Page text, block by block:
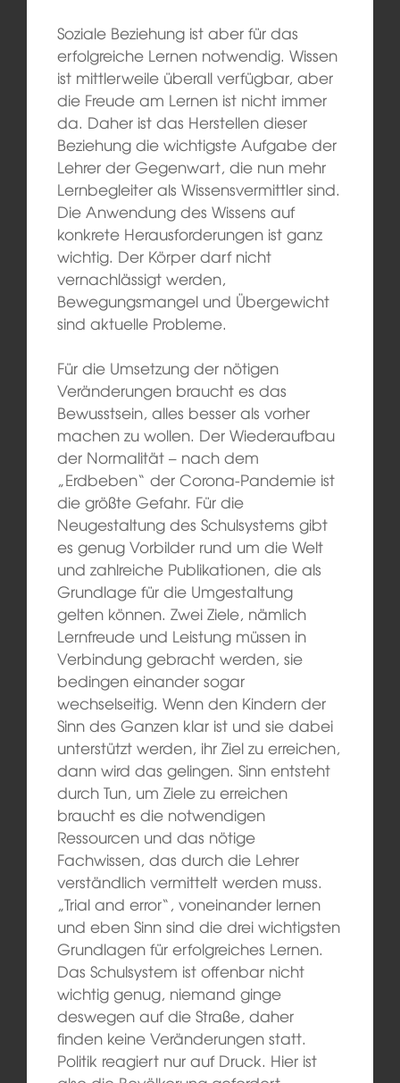
Soziale Beziehung ist aber für das
erfolgreiche Lernen notwendig. Wissen
ist mittlerweile überall verfügbar, aber
die Freude am Lernen ist nicht immer
da. Daher ist das Herstellen dieser
Beziehung die wichtigste Aufgabe der
Lehrer der Gegenwart, die nun mehr
Lernbegleiter als Wissensvermittler sind.
Die Anwendung des Wissens auf
konkrete Herausforderungen ist ganz
wichtig. Der Körper darf nicht
vernachlässigt werden,
Bewegungsmangel und Übergewicht
sind aktuelle Probleme.
Für die Umsetzung der nötigen
Veränderungen braucht es das
Bewusstsein, alles besser als vorher
machen zu wollen. Der Wiederaufbau
der Normalität – nach dem
„Erdbeben“ der Corona-Pandemie ist
die größte Gefahr. Für die
Neugestaltung des Schulsystems gibt
es genug Vorbilder rund um die Welt
und zahlreiche Publikationen, die als
Grundlage für die Umgestaltung
gelten können. Zwei Ziele, nämlich
Lernfreude und Leistung müssen in
Verbindung gebracht werden, sie
bedingen einander sogar
wechselseitig. Wenn den Kindern der
Sinn des Ganzen klar ist und sie dabei
unterstützt werden, ihr Ziel zu erreichen,
dann wird das gelingen. Sinn entsteht
durch Tun, um Ziele zu erreichen
braucht es die notwendigen
Ressourcen und das nötige
Fachwissen, das durch die Lehrer
verständlich vermittelt werden muss.
„Trial and error“, voneinander lernen
und eben Sinn sind die drei wichtigsten
Grundlagen für erfolgreiches Lernen.
Das Schulsystem ist offenbar nicht
wichtig genug, niemand ginge
deswegen auf die Straße, daher
finden keine Veränderungen statt.
Politik reagiert nur auf Druck. Hier ist